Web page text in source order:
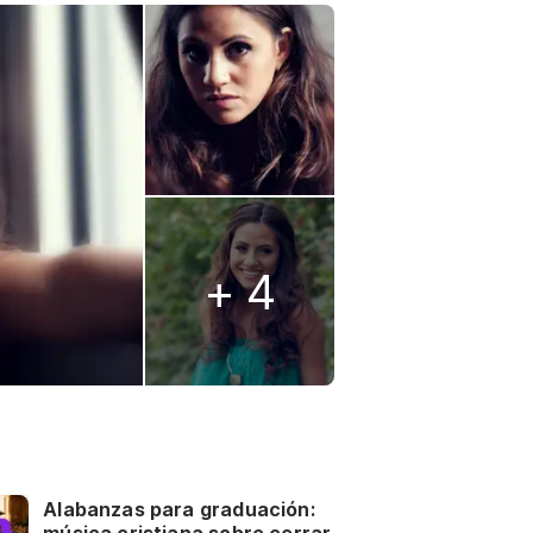
+ 4
Alabanzas para graduación: